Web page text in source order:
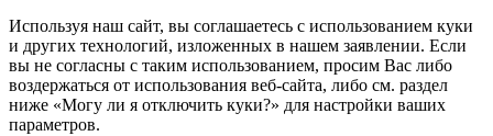
Используя наш сайт, вы соглашаетесь с использованием куки
и других технологий, изложенных в нашем заявлении. Если
вы не согласны с таким использованием, просим Вас либо
воздержаться от использования веб-сайта, либо см. раздел
ниже «Могу ли я отключить куки?» для настройки ваших
параметров.